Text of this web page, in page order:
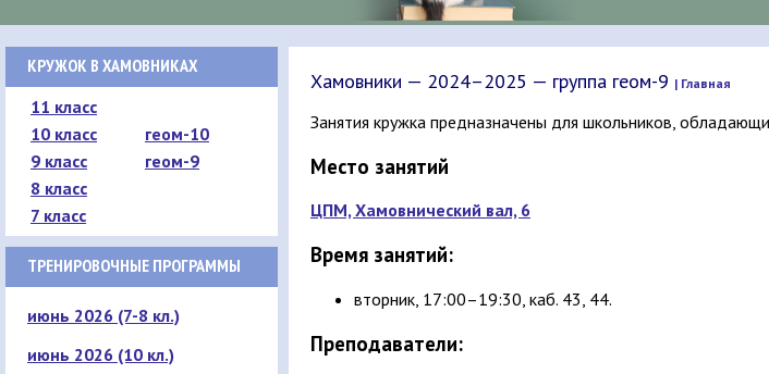
КРУЖОК В ХАМОВНИКАХ
11 класс
10 класс
геом-10
9 класс
геом-9
8 класс
7 класс
ТРЕНИРОВОЧНЫЕ ПРОГРАММЫ
июнь 2026 (7-8 кл.)
июнь 2026 (10 кл.)
Хамовники — 2024–2025 — группа геом-9 | Главная
Занятия кружка предназначены для школьников,
Место занятий
ЦПМ, Хамовнический вал, 6
Время занятий:
вторник, 17:00–19:30, каб. 43, 44.
Преподаватели: